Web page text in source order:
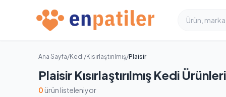
Ana Sayfa/Kedi/Kısırlaştırılmış/Plaisir
Plaisir Kısırlaştırılmış Kedi Ürünleri
0 ürün listeleniyor